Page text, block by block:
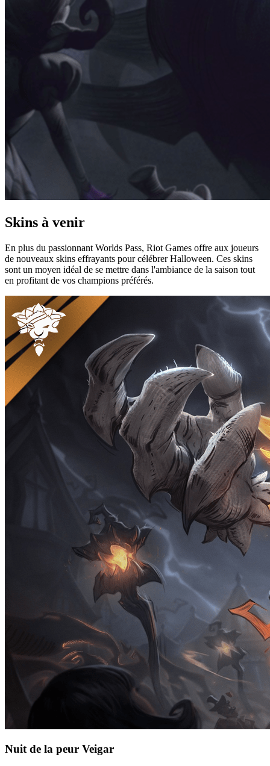
Skins à venir
En plus du passionnant Worlds Pass, Riot Games offre aux joueurs
de nouveaux skins effrayants pour célébrer Halloween. Ces skins
sont un moyen idéal de se mettre dans l'ambiance de la saison tout
en profitant de vos champions préférés.
Nuit de la peur Veigar